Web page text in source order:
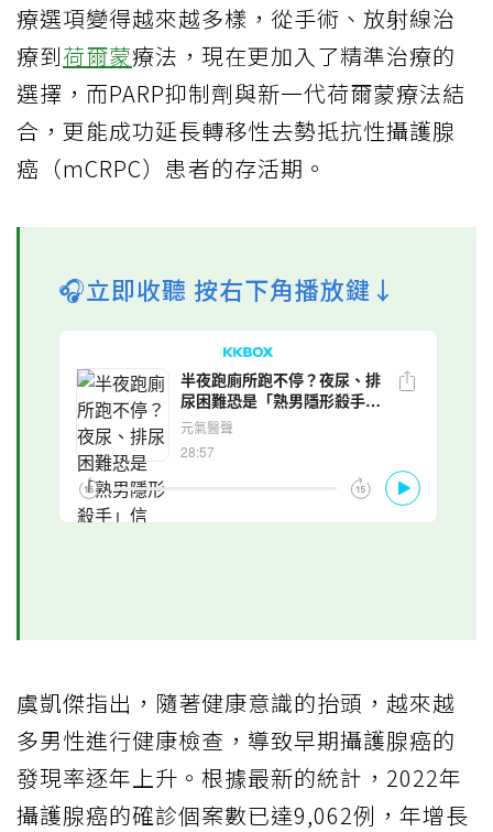
療選項變得越來越多樣，從手術、放射線治
療到荷爾蒙療法，現在更加入了精準治療的
選擇，而PARP抑制劑與新一代荷爾蒙療法結
合，更能成功延長轉移性去勢抵抗性攝護腺
癌（mCRPC）患者的存活期。
🎧立即收聽 按右下角播放鍵↓
虞凱傑指出，隨著健康意識的抬頭，越來越
多男性進行健康檢查，導致早期攝護腺癌的
發現率逐年上升。根據最新的統計，2022年
攝護腺癌的確診個案數已達9,062例，年增長